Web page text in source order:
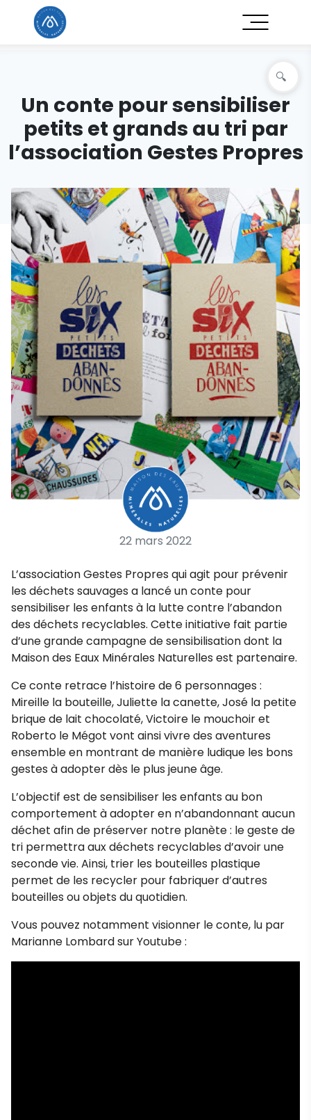
Un conte pour sensibiliser
petits et grands au tri par
l’association Gestes Propres
22 mars 2022
L’association Gestes Propres qui agit pour prévenir
les déchets sauvages a lancé un conte pour
sensibiliser les enfants à la lutte contre l’abandon
des déchets recyclables. Cette initiative fait partie
d’une grande campagne de sensibilisation dont la
Maison des Eaux Minérales Naturelles est partenaire.
Ce conte retrace l’histoire de 6 personnages :
Mireille la bouteille, Juliette la canette, José la petite
brique de lait chocolaté, Victoire le mouchoir et
Roberto le Mégot vont ainsi vivre des aventures
ensemble en montrant de manière ludique les bons
gestes à adopter dès le plus jeune âge.
L’objectif est de sensibiliser les enfants au bon
comportement à adopter en n’abandonnant aucun
déchet afin de préserver notre planète : le geste de
tri permettra aux déchets recyclables d’avoir une
seconde vie. Ainsi, trier les bouteilles plastique
permet de les recycler pour fabriquer d’autres
bouteilles ou objets du quotidien.
Vous pouvez notamment visionner le conte, lu par
Marianne Lombard sur Youtube :